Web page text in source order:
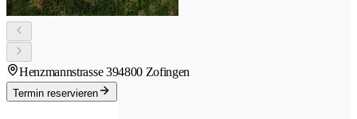
Henzmannstrasse 394800 Zofingen
Termin reservieren